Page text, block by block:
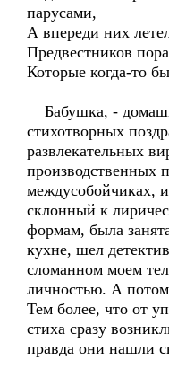
парусами,
А впереди них
Предвестников
Которые когда-то
Бабушка, -
стихотворных
развлекательных
производственных
междусобойчиках,
склонный к
формам, была
кухне, шел
сломанном моем
личностью. А
Тем более, что от
стиха сразу
правда они нашли